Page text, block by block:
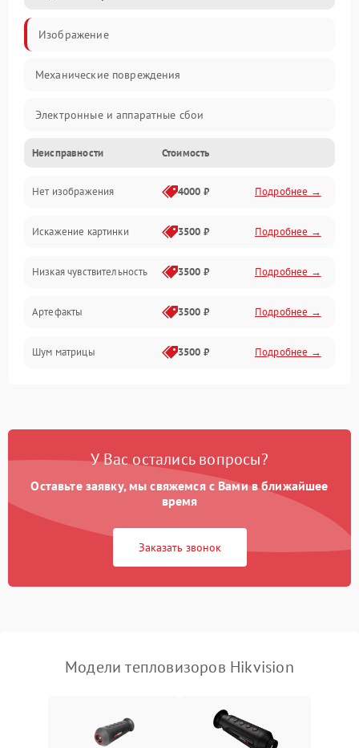
Изображение
Механические повреждения
Электронные и аппаратные сбои
Неисправности сенсора и оптики
Программные ошибки
Электропитание
Измерения
Матрица
Проблемы питания
Проблемы с объективом
Неисправности Стоимость
Нет изображения 4000 ₽ Подробнее →
Искажение картинки 3500 ₽ Подробнее →
Низкая чувствительность 3500 ₽ Подробнее →
Артефакты 3500 ₽ Подробнее →
Шум матрицы 3500 ₽ Подробнее →
У Вас остались вопросы?
Оставьте заявку, мы свяжемся с Вами в ближайшее
время
Заказать звонок
Модели тепловизоров Hikvision